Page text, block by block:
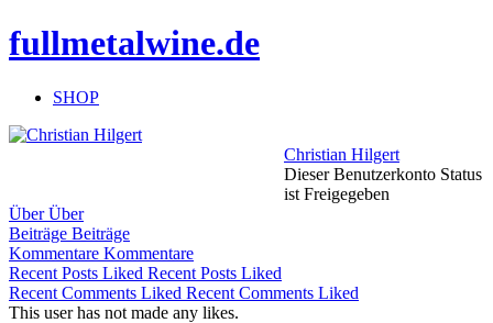
fullmetalwine.de
SHOP
Christian Hilgert
Dieser Benutzerkonto Status
ist Freigegeben
Über Über
Beiträge Beiträge
Kommentare Kommentare
Recent Posts Liked Recent Posts Liked
Recent Comments Liked Recent Comments Liked
This user has not made any likes.